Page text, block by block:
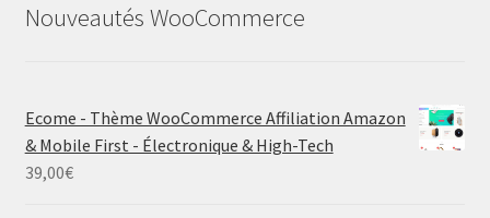
Nouveautés WooCommerce
Ecome - Thème WooCommerce Affiliation Amazon
& Mobile First - Électronique & High-Tech
39,00€